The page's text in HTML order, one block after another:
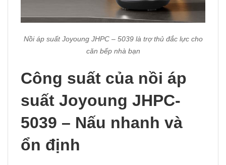
Nồi áp suất Joyoung JHPC – 5039 là trợ thủ đắc lực cho
căn bếp nhà bạn
Công suất của nồi áp
suất Joyoung JHPC-
5039 – Nấu nhanh và
ổn định